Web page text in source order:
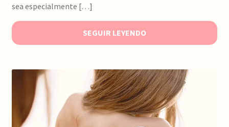
sea especialmente […]
SEGUIR LEYENDO